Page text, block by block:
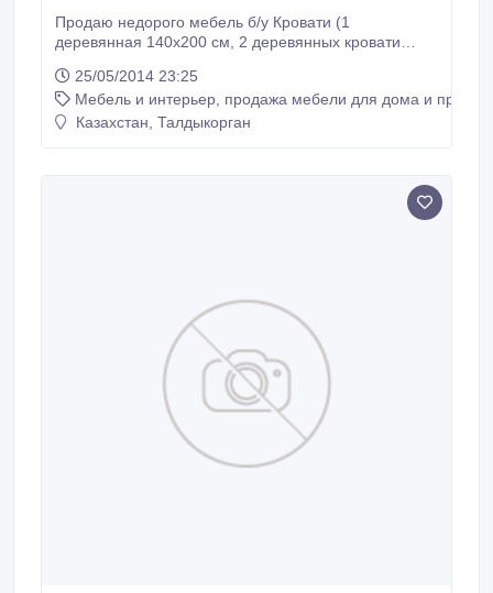
Продаю недорого мебель б/у Кровати (1
деревянная 140х200 см, 2 деревянных кровати
100х200см) , столы (журнальный, обеденный,
кухонный), буфет, шкафы (2 штуки: 3-х-створчатый
140х180см, 2-х створчатый 100х180см), мягкая
25/05/2014 23:25
Мебель и интерьер, продажа мебели для дома и
Казахстан, Талдыкорган